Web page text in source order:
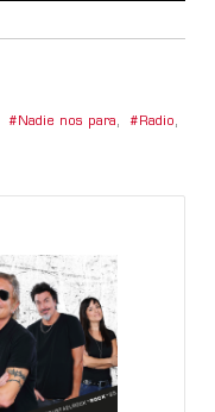
Nadie nos para, Radio,